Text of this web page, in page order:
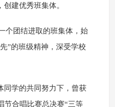
建优秀班集体。
个团结进取的班集体，始
”的班级精神，深受学校
同学的共同努力下，曾获
节合唱比赛总决赛“三等